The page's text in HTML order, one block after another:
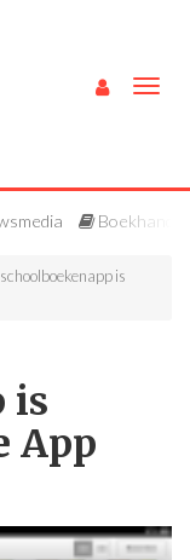
Boekhandel
is
is
App